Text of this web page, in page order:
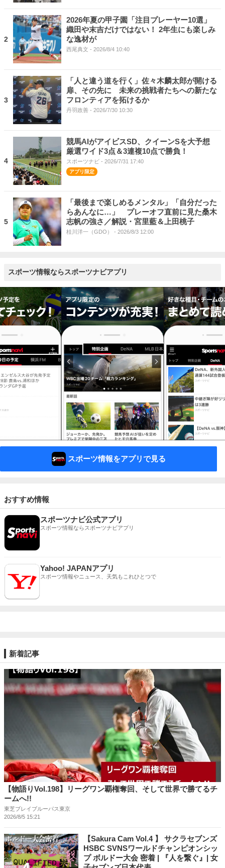
2
2026年夏の甲子園「注目プレーヤー10選」
織田や末吉だけではない！ 2年生にも楽しみ
な逸材が
西尾典文 - 2026/8/4 10:40
3
「人と違う道を行く」佐々木麟太郎が開ける
扉、その先に 未来の挑戦者たちへの新たな
フロンティアを拓けるか
丹羽政善 - 2026/7/30 10:30
4
競馬AIがアイビスSD、クイーンSを大予想
厳選ワイド3点＆3連複10点で勝負！
スポーツナビ - 2026/7/31 17:40
5
「最後まで楽しめるメンタル」「自分だった
らあんなに…」 プレーオフ直前に見た桑木
志帆の強さ／解説・宮里藍＆上田桃子
桂川洋一（GDO） - 2026/8/3 12:00
スポーツ情報ならスポーツナビアプリ
スポーツ情報をアプリで見る
おすすめ情報
スポーツナビ公式アプリ
スポーツ情報ならスポーツナビアプリ
Yahoo! JAPANアプリ
スポーツ情報やニュース、天気もこれひとつで
新着記事
【物語りVol.198】リーグワン覇権奪回、そして世界で勝てるチ
ームへ!!
東芝ブレイブルーパス東京
2026/8/5 15:21
【Sakura Cam Vol.4 】 サクラセブンズ
HSBC SVNSワールドチャンピオンシッ
プ ボルドー大会 密着 | 『人を繋ぐ』| 女